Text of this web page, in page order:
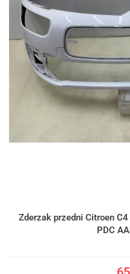
Zderzak przedni Citroen
PDC